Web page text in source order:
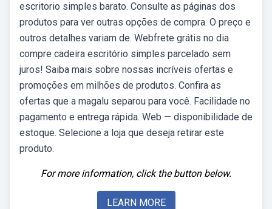
escritorio simples barato. Consulte as páginas dos
produtos para ver outras opções de compra. O preço e
outros detalhes variam de. Webfrete grátis no dia
compre cadeira escritório simples parcelado sem
juros! Saiba mais sobre nossas incríveis ofertas e
promoções em milhões de produtos. Confira as
ofertas que a magalu separou para você. Facilidade no
pagamento e entrega rápida. Web — disponibilidade de
estoque. Selecione a loja que deseja retirar este
produto.
For more information, click the button below.
LEARN MORE